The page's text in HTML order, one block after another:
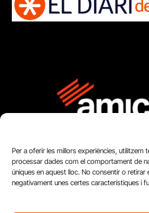
Per a oferir les millors experiències,
processar dades com el comportament de
úniques en aquest lloc. No consentir o
negativament unes certes característiques i